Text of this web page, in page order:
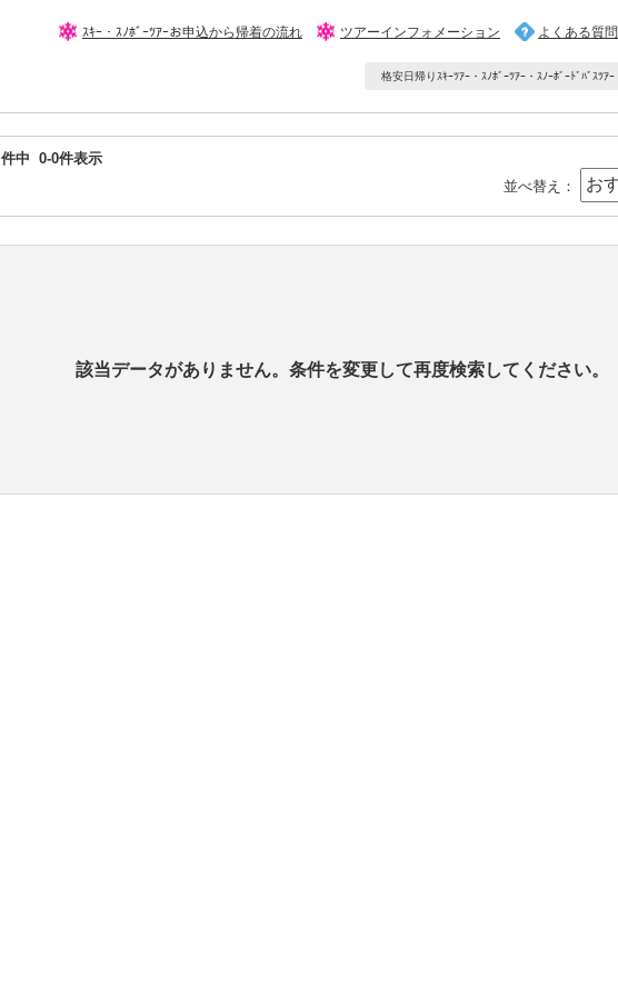
ｽｷｰ・ｽﾉﾎﾞｰﾂｱｰお申込から帰着の流れ ツアーインフォメーション よくある質問
格安日帰りｽｷｰﾂｱｰ・ｽﾉﾎﾞｰﾂｱｰ・ｽﾉｰﾎﾞｰﾄﾞﾊﾞｽﾂｱｰ
件中 0-0件表示
並べ替え：
該当データがありません。条件を変更して再度検索してください。